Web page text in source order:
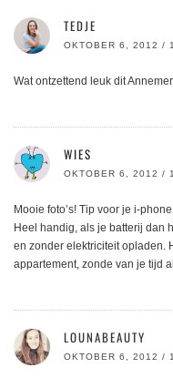
TEDJE
OKTOBER 6, 2012 /
Wat ontzettend leuk dit
WIES
OKTOBER 6, 2012 /
Mooie foto’s! Tip voor je i-
Heel handig, als je batterij dan
en zonder elektriciteit opladen.
appartement, zonde van je tijd
LOUNABEAUTY
OKTOBER 6, 2012 /